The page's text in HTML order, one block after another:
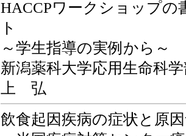
HACCPワークショップの
ト
～学生指導の実例から～
新潟薬科大学応用生命科
上 弘
飲食起因疾病の症状と原